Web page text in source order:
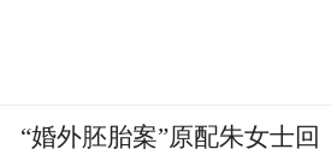
“婚外胚胎案”原配朱女士回